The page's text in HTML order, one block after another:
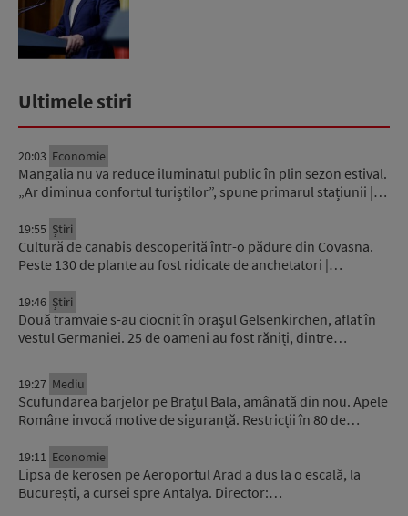
Ultimele stiri
20:03 Economie
Mangalia nu va reduce iluminatul public în plin sezon estival.
„Ar diminua confortul turiștilor”, spune primarul stațiunii |…
19:55 Știri
Cultură de canabis descoperită într-o pădure din Covasna.
Peste 130 de plante au fost ridicate de anchetatori |…
19:46 Știri
Două tramvaie s-au ciocnit în orașul Gelsenkirchen, aflat în
vestul Germaniei. 25 de oameni au fost răniți, dintre…
19:27 Mediu
Scufundarea barjelor pe Brațul Bala, amânată din nou. Apele
Române invocă motive de siguranță. Restricții în 80 de…
19:11 Economie
Lipsa de kerosen pe Aeroportul Arad a dus la o escală, la
București, a cursei spre Antalya. Director:…